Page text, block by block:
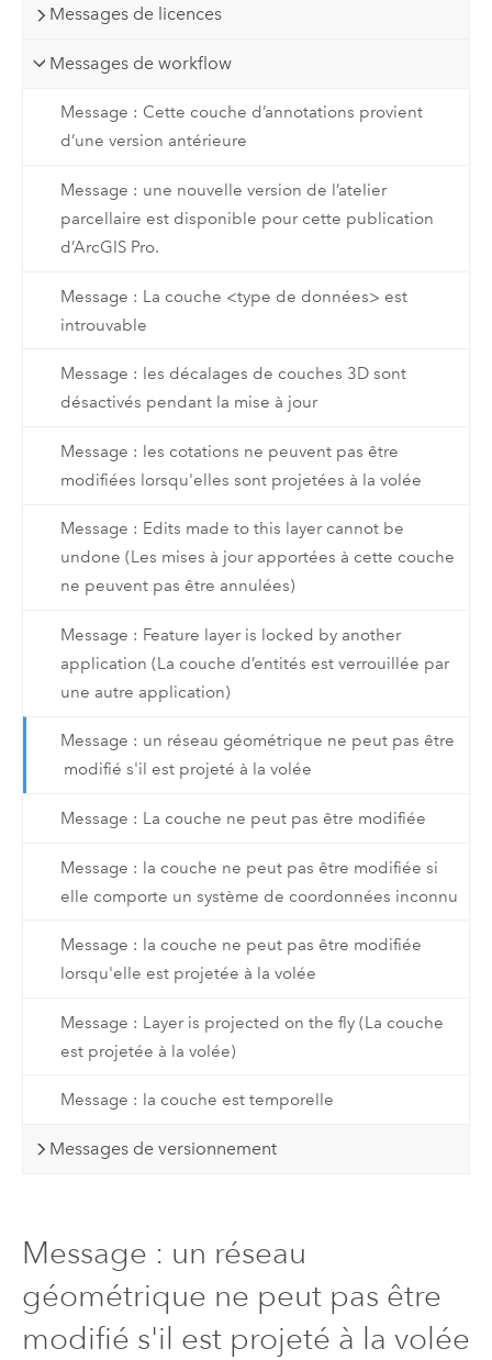
Messages de licences
Messages de workflow
Message : Cette couche d’annotations provient
d’une version antérieure
Message : une nouvelle version de l’atelier
parcellaire est disponible pour cette publication
d’ArcGIS Pro.
Message : La couche <type de données> est
introuvable
Message : les décalages de couches 3D sont
désactivés pendant la mise à jour
Message : les cotations ne peuvent pas être
modifiées lorsqu'elles sont projetées à la volée
Message : Edits made to this layer cannot be
undone (Les mises à jour apportées à cette couche
ne peuvent pas être annulées)
Message : Feature layer is locked by another
application (La couche d’entités est verrouillée par
une autre application)
Message : un réseau géométrique ne peut pas être
modifié s'il est projeté à la volée
Message : La couche ne peut pas être modifiée
Message : la couche ne peut pas être modifiée si
elle comporte un système de coordonnées inconnu
Message : la couche ne peut pas être modifiée
lorsqu'elle est projetée à la volée
Message : Layer is projected on the fly (La couche
est projetée à la volée)
Message : la couche est temporelle
Messages de versionnement
Message : un réseau
géométrique ne peut pas être
modifié s'il est projeté à la volée